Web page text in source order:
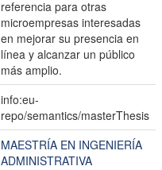
referencia para otras
microempresas interesadas
en mejorar su presencia en
línea y alcanzar un público
más amplio.
info:eu-
repo/semantics/masterThesis
MAESTRÍA EN INGENIERÍA
ADMINISTRATIVA